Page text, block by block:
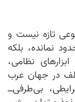
تازه نیست و
نمانده، بلکه
نظامی،
در جهان عرب
بی‌طرفی‌ــ